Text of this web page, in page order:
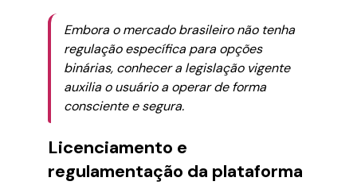
Embora o mercado brasileiro não tenha
regulação específica para opções
binárias, conhecer a legislação vigente
auxilia o usuário a operar de forma
consciente e segura.
Licenciamento e
regulamentação da plataforma